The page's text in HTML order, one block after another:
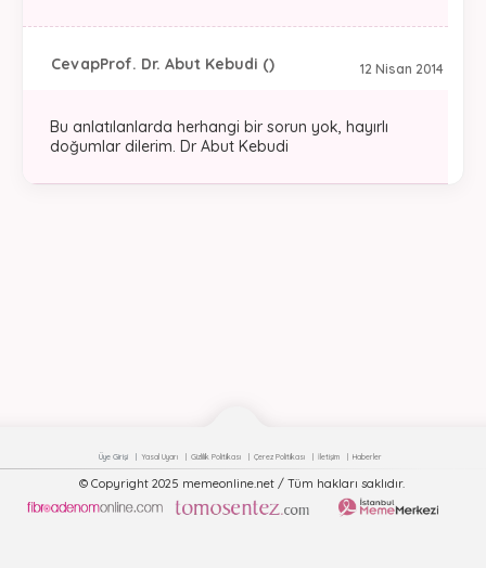
12 Nisan 2014
CevapProf. Dr. Abut Kebudi ()
Bu anlatılanlarda herhangi bir sorun yok, hayırlı
doğumlar dilerim. Dr Abut Kebudi
Üye Girişi Yasal Uyarı Gizlilik Politikası Çerez Politikası İletişim Haberler
© Copyright 2025 memeonline.net / Tüm hakları saklıdır.